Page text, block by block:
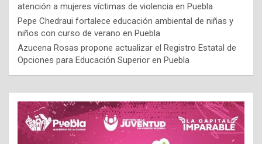
atención a mujeres víctimas de violencia en Puebla
Pepe Chedraui fortalece educación ambiental de niñas y
niños con curso de verano en Puebla
Azucena Rosas propone actualizar el Registro Estatal de
Opciones para Educación Superior en Puebla